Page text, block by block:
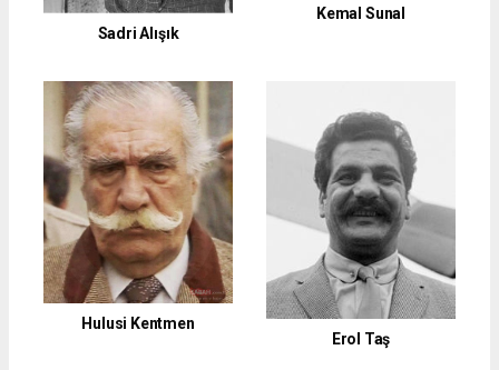
Sadri Alışık
Kemal Sunal
Hulusi Kentmen
Erol Taş